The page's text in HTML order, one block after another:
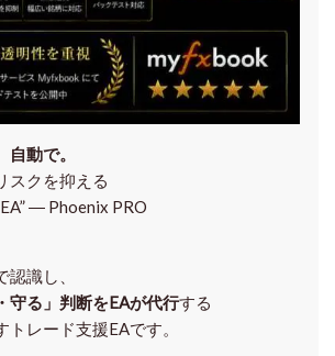
動で。
スクを抑える
― Phoenix PRO
識し、
守る」判断をEAが代行する
レード支援EAです。